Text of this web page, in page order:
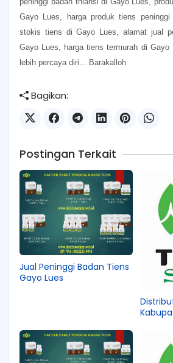
Gayo Lues, harga produk tiens
stokis tiens di Gayo Lues, alamat jual
Gayo Lues, harga tiens termurah di Gayo
lebih percaya diri... Barakalloh
Bagikan:
Postingan Terkait
Jual Peninggi Badan Tiens
Gayo Lues